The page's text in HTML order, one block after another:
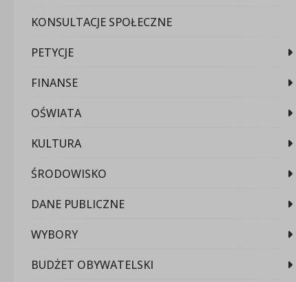
KONSULTACJE SPOŁECZNE
PETYCJE
FINANSE
OŚWIATA
KULTURA
ŚRODOWISKO
DANE PUBLICZNE
WYBORY
BUDŻET OBYWATELSKI